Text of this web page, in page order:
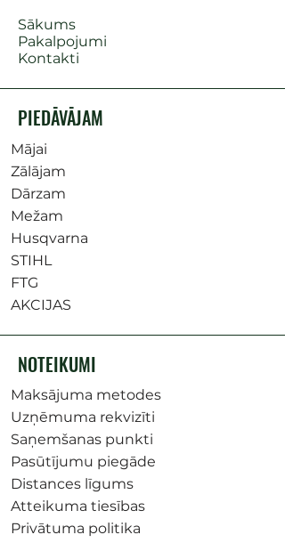
Sākums
Pakalpojumi
Kontakti
PIEDĀVĀJAM
Mājai
Zālājam
Dārzam
Mežam
Husqvarna
STIHL
FTG
AKCIJAS
NOTEIKUMI
Maksājuma metodes
Uzņēmuma rekvizīti
Saņemšanas punkti
Pasūtījumu piegāde
Distances līgums
Atteikuma tiesības
Privātuma politika